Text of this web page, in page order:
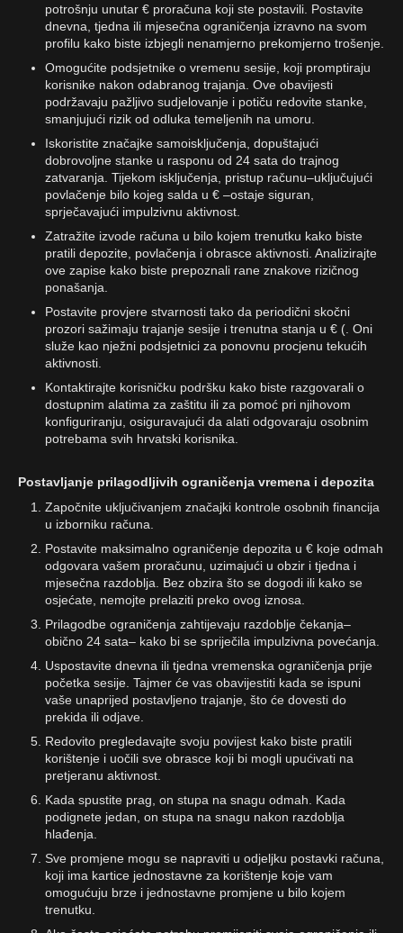
potrošnju unutar € proračuna koji ste postavili. Postavite
dnevna, tjedna ili mjesečna ograničenja izravno na svom
profilu kako biste izbjegli nenamjerno prekomjerno trošenje.
Omogućite podsjetnike o vremenu sesije, koji promptiraju
korisnike nakon odabranog trajanja. Ove obavijesti
podržavaju pažljivo sudjelovanje i potiču redovite stanke,
smanjujući rizik od odluka temeljenih na umoru.
Iskoristite značajke samoisključenja, dopuštajući
dobrovoljne stanke u rasponu od 24 sata do trajnog
zatvaranja. Tijekom isključenja, pristup računu–uključujući
povlačenje bilo kojeg salda u € –ostaje siguran,
sprječavajući impulzivnu aktivnost.
Zatražite izvode računa u bilo kojem trenutku kako biste
pratili depozite, povlačenja i obrasce aktivnosti. Analizirajte
ove zapise kako biste prepoznali rane znakove rizičnog
ponašanja.
Postavite provjere stvarnosti tako da periodični skočni
prozori sažimaju trajanje sesije i trenutna stanja u € (. Oni
služe kao nježni podsjetnici za ponovnu procjenu tekućih
aktivnosti.
Kontaktirajte korisničku podršku kako biste razgovarali o
dostupnim alatima za zaštitu ili za pomoć pri njihovom
konfiguriranju, osiguravajući da alati odgovaraju osobnim
potrebama svih hrvatski korisnika.
Postavljanje prilagodljivih ograničenja vremena i depozita
Započnite uključivanjem značajki kontrole osobnih financija
u izborniku računa.
Postavite maksimalno ograničenje depozita u € koje odmah
odgovara vašem proračunu, uzimajući u obzir i tjedna i
mjesečna razdoblja. Bez obzira što se dogodi ili kako se
osjećate, nemojte prelaziti preko ovog iznosa.
Prilagodbe ograničenja zahtijevaju razdoblje čekanja–
obično 24 sata– kako bi se spriječila impulzivna povećanja.
Uspostavite dnevna ili tjedna vremenska ograničenja prije
početka sesije. Tajmer će vas obavijestiti kada se ispuni
vaše unaprijed postavljeno trajanje, što će dovesti do
prekida ili odjave.
Redovito pregledavajte svoju povijest kako biste pratili
korištenje i uočili sve obrasce koji bi mogli upućivati na
pretjeranu aktivnost.
Kada spustite prag, on stupa na snagu odmah. Kada
podignete jedan, on stupa na snagu nakon razdoblja
hlađenja.
Sve promjene mogu se napraviti u odjeljku postavki računa,
koji ima kartice jednostavne za korištenje koje vam
omogućuju brze i jednostavne promjene u bilo kojem
trenutku.